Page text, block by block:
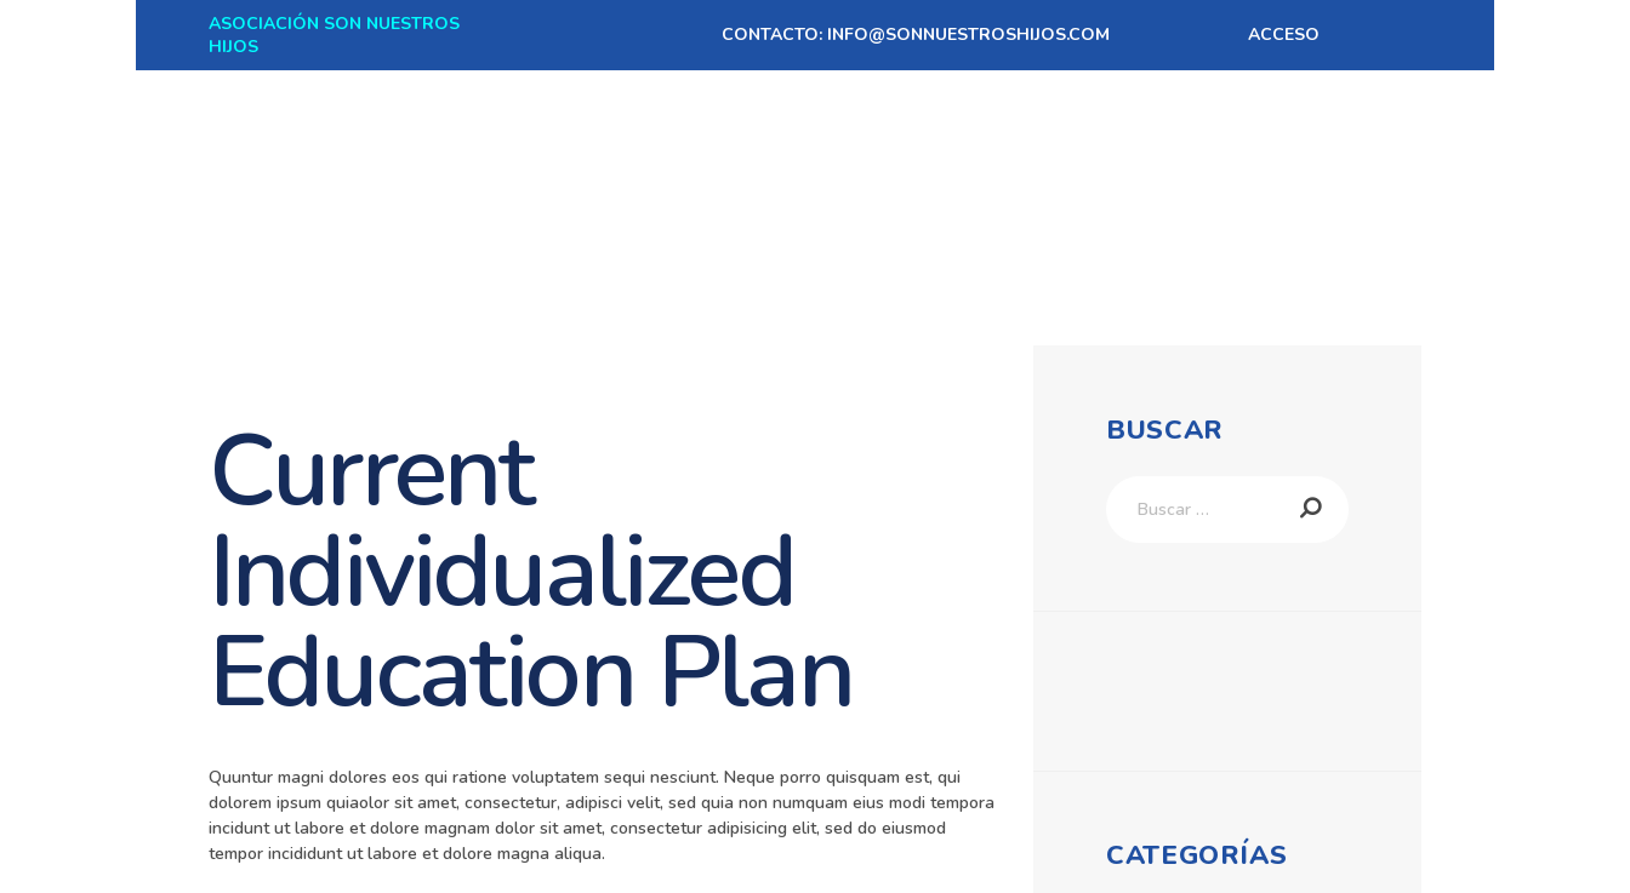
ASOCIACIÓN SON NUESTROS
HIJOS
CONTACTO: INFO@SONNUESTROSHIJOS.COM ACCESO
SOBRE SNH
Current
Individualized
Education Plan
Quuntur magni dolores eos qui ratione voluptatem sequi nesciunt. Neque porro quisquam est, qui
dolorem ipsum quiaolor sit amet, consectetur, adipisci velit, sed quia non numquam eius modi tempora
incidunt ut labore et dolore magnam dolor sit amet, consectetur adipisicing elit, sed do eiusmod
tempor incididunt ut labore et dolore magna aliqua.
BUSCAR
CATEGORÍAS